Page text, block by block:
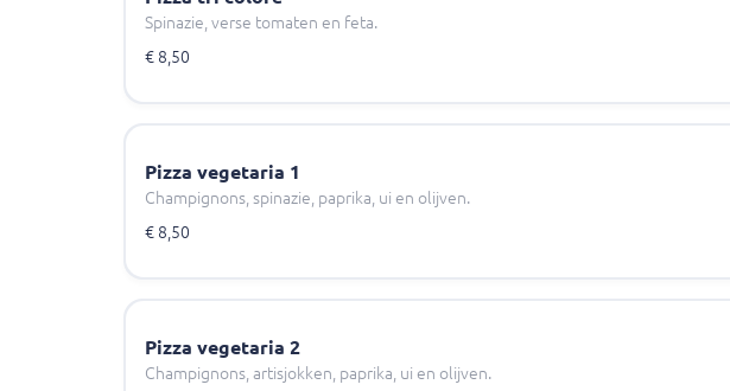
Spinazie, verse tomaten en feta.
€ 8,50
Pizza vegetaria 1
Champignons, spinazie, paprika, ui en olijven.
€ 8,50
Pizza vegetaria 2
Champignons, artisjokken, paprika, ui en olijven.